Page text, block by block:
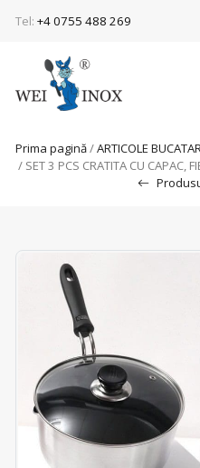
Tel: +4 0755 488 269
Prima pagină/ARTICOLE
/ SET 3 PCS CRATITA CU CAPAC,